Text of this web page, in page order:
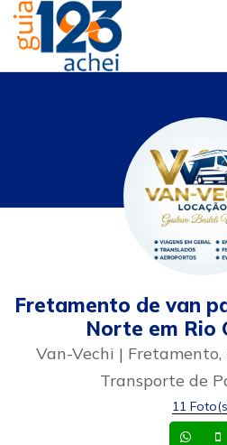
Fretamento de van
Norte em Rio
Van-Vechi | Fretamento,
Transporte de
11